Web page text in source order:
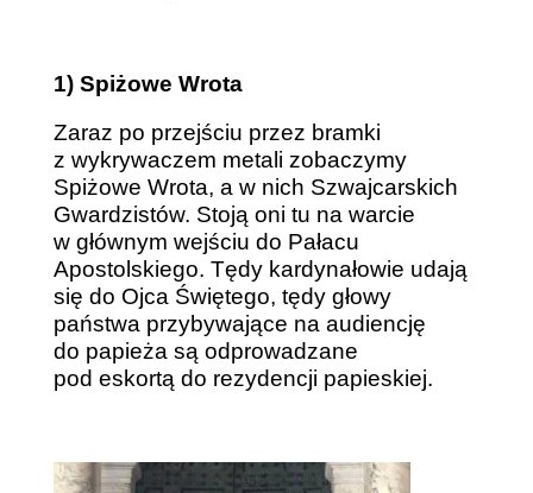
1) Spiżowe Wrota
Zaraz po przejściu przez bramki
z wykrywaczem metali zobaczymy
Spiżowe Wrota, a w nich Szwajcarskich
Gwardzistów. Stoją oni tu na warcie
w głównym wejściu do Pałacu
Apostolskiego. Tędy kardynałowie udają
się do Ojca Świętego, tędy głowy
państwa przybywające na audiencję
do papieża są odprowadzane
pod eskortą do rezydencji papieskiej.